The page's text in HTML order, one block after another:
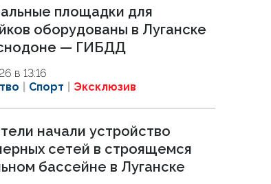
площадки для
оборудованы в Луганске
— ГИБДД
в 13:16
Спорт Эксклюзив
начали устройство
сетей в строящемся
бассейне в Луганске